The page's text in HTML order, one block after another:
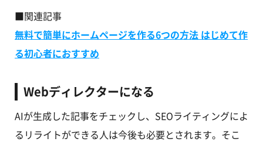
■関連記事
無料で簡単にホームページを作る6つの方法 はじめて作
る初心者におすすめ
Webディレクターになる
AIが生成した記事をチェックし、SEOライティングによ
るリライトができる人は今後も必要とされます。そこ